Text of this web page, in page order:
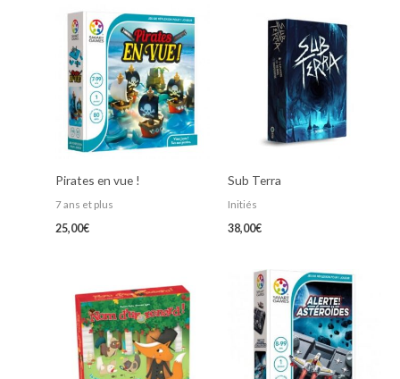
Pirates en vue !
7 ans et plus
25,00€
Sub Terra
Initiés
38,00€